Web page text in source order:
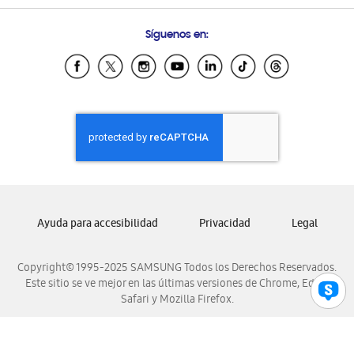
Samsung Ecuador
Samsung El Salvador
Samsung Honduras
Samsung Nicaragua
Samsung Panamá
Samsung Venezuela
Síguenos en:
Copyright© 1995-2025 SAMSUNG Todos los Derechos Reservados.
Este sitio se ve mejor en las últimas versiones de Chrome, Edge,
Safari y Mozilla Firefox.
Ayuda para accesibilidad Privacidad Legal